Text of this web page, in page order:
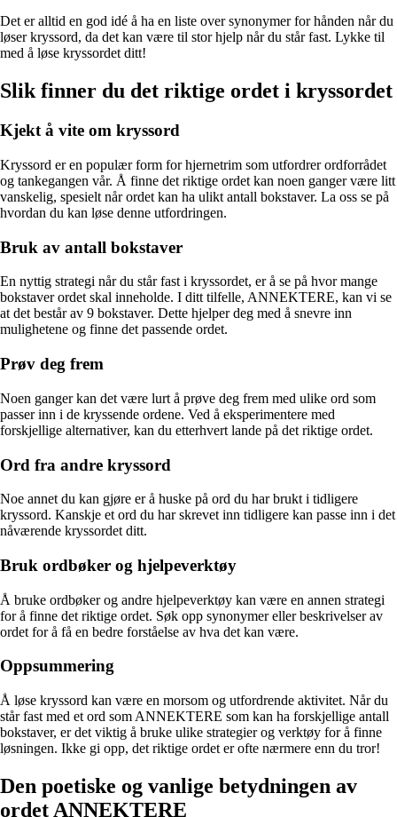
Det er alltid en god idé å ha en liste over synonymer for hånden når du
løser kryssord, da det kan være til stor hjelp når du står fast. Lykke til
med å løse kryssordet ditt!
Slik finner du det riktige ordet i kryssordet
Kjekt å vite om kryssord
Kryssord er en populær form for hjernetrim som utfordrer ordforrådet
og tankegangen vår. Å finne det riktige ordet kan noen ganger være litt
vanskelig, spesielt når ordet kan ha ulikt antall bokstaver. La oss se på
hvordan du kan løse denne utfordringen.
Bruk av antall bokstaver
En nyttig strategi når du står fast i kryssordet, er å se på hvor mange
bokstaver ordet skal inneholde. I ditt tilfelle, ANNEKTERE, kan vi se
at det består av 9 bokstaver. Dette hjelper deg med å snevre inn
mulighetene og finne det passende ordet.
Prøv deg frem
Noen ganger kan det være lurt å prøve deg frem med ulike ord som
passer inn i de kryssende ordene. Ved å eksperimentere med
forskjellige alternativer, kan du etterhvert lande på det riktige ordet.
Ord fra andre kryssord
Noe annet du kan gjøre er å huske på ord du har brukt i tidligere
kryssord. Kanskje et ord du har skrevet inn tidligere kan passe inn i det
nåværende kryssordet ditt.
Bruk ordbøker og hjelpeverktøy
Å bruke ordbøker og andre hjelpeverktøy kan være en annen strategi
for å finne det riktige ordet. Søk opp synonymer eller beskrivelser av
ordet for å få en bedre forståelse av hva det kan være.
Oppsummering
Å løse kryssord kan være en morsom og utfordrende aktivitet. Når du
står fast med et ord som ANNEKTERE som kan ha forskjellige antall
bokstaver, er det viktig å bruke ulike strategier og verktøy for å finne
løsningen. Ikke gi opp, det riktige ordet er ofte nærmere enn du tror!
Den poetiske og vanlige betydningen av
ordet ANNEKTERE